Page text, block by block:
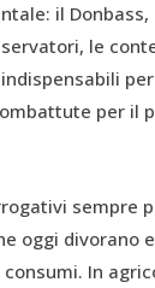
il
le
per il
sempre
oggi divorano
In